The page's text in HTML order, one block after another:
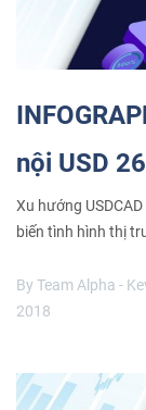
nội USD
Xu hướng
biến tình hình thị
By Team Alpha -
2018